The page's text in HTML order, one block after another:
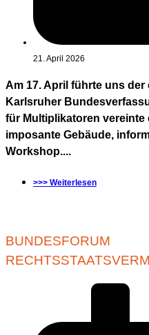
21. April 2026
Am 17. April führte uns der
Karlsruher
für Multiplikatoren
imposante Gebäude,
Workshop....
>>> Weiterlesen
BUNDESFORUM